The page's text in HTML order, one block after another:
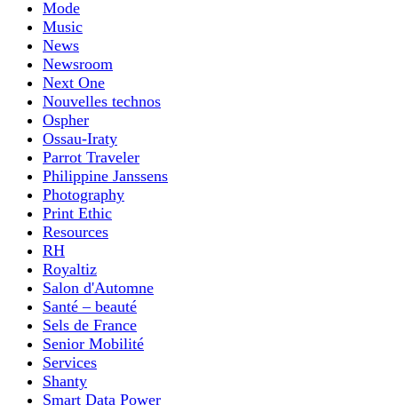
Mode
Music
News
Newsroom
Next One
Nouvelles technos
Ospher
Ossau-Iraty
Parrot Traveler
Philippine Janssens
Photography
Print Ethic
Resources
RH
Royaltiz
Salon d'Automne
Santé – beauté
Sels de France
Senior Mobilité
Services
Shanty
Smart Data Power